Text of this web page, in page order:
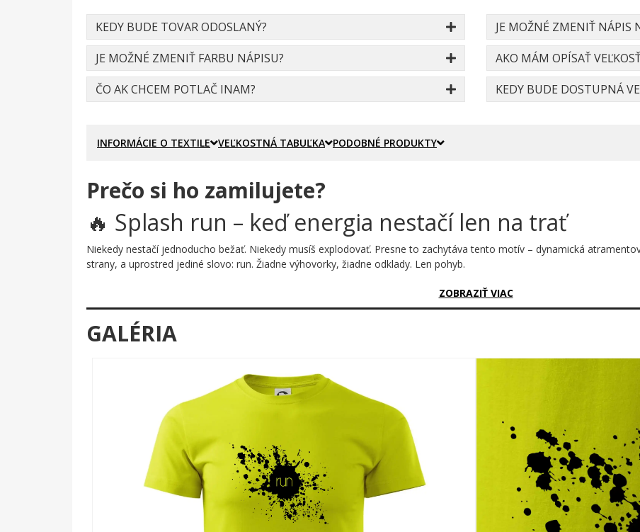
KEDY BUDE TOVAR ODOSLANÝ?
JE MOŽNÉ ZMENIŤ FARBU NÁPISU?
ČO AK CHCEM POTLAČ INAM?
JE MOŽNÉ ZMENIŤ NÁPIS
AKO MÁM OPÍSAŤ
KEDY BUDE DOSTUPNÁ
INFORMÁCIE O TEXTILE VEĽKOSTNÁ TABUĽKA PODOBNÉ PRODUKTY
Prečo si ho zamilujete?
🔥 Splash run – keď energia nestačí len na trať
Niekedy nestačí jednoducho bežať. Niekedy musíš explodovať. Presne to zachytáva tento motív – dynamická
strany, a uprostred jediné slovo: run. Žiadne výhovorky, žiadne odklady. Len pohyb.
Vizuálna stránka tohto potisku je čistá sila. Čierna rozstriekaná kaňka pôsobí ako okamih dopadu – akoby samotný beh
lietajú na všetky strany a uprostred toho chaosu stojí pokojné, sebavedomé slovo „run" v jemnom bielom písme.
Komu urobí radosť?
🔥 Každému, kto vstáva za tmy a vyráža von, aj keď prší
💪 Závodníkom, ktorí vedia, že výsledky sa rodia v tréningu
🎯 Ľuďom, pre ktorých je beh spôsob myslenia, nie len šport
🌟 Každému, kto chce nosiť na sebe kúsok svojej vášne
Beh nie je koníček. Je to životný postoj. Pridaj tento motív do košíka a nechaj svoj zápal vidieť každý deň.
ZOBRAZIŤ VIAC
GALÉRIA